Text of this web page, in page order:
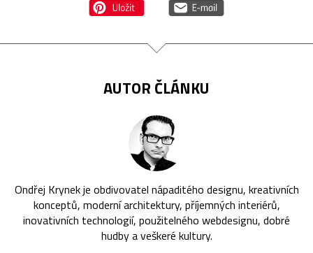
AUTOR ČLÁNKU
Ondřej Krynek je obdivovatel nápaditého designu, kreativních
konceptů, moderní architektury, příjemných interiérů,
inovativních technologií, použitelného webdesignu, dobré
hudby a veškeré kultury.